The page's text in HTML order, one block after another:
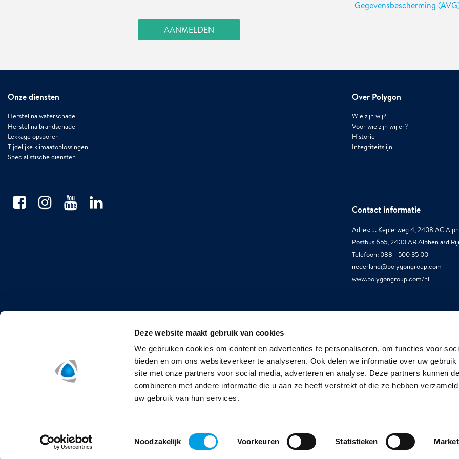
Deze website maakt gebruik van cookies
We gebruiken cookies om content en advertenties te personaliseren, om functies voor
bieden en om ons websiteverkeer te analyseren. Ook delen we informatie over uw gebruik
site met onze partners voor social media, adverteren en analyse. Deze partners kunnen
combineren met andere informatie die u aan ze heeft verstrekt of die ze hebben
uw gebruik van hun services.
Toestemmingsselectie
Noodzakelijk Voorkeuren Statistieken
Gegevensbescherming
Onze diensten
Herstel na waterschade
Herstel na brandschade
Lekkage opsporen
Tijdelijke klimaatoplossingen
Specialistische diensten
Over Polygon
Wie zijn wij?
Voor wie zijn wij er?
Historie
Integriteitslijn
Contact informatie
Adres: J. Keplerweg 4, 2408 AC
Postbus 655, 2400 AR Alphen a/d
Telefoon: 088 - 500 35 00
nederland@polygongroup.com
www.polygongroup.com/nl
Our Companies